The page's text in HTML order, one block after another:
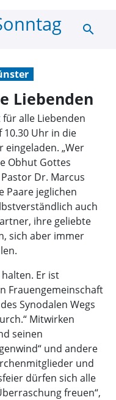
search
Liebenden
alle Liebenden
10.30 Uhr in die
„Wer
Obhut Gottes
Dr. Marcus
Paare jeglichen
auch
ihre geliebte
sich aber immer
Er ist
Frauengemeinschaft
Synodalen Wegs
Mitwirken
seinen
und andere
und
dürfen sich alle
freuen“,